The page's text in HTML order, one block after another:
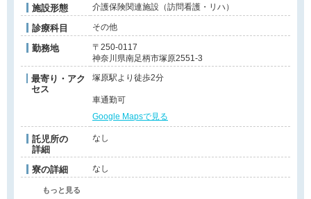
施設形態 介護保険関連施設（訪問看護・リハ）
診療科目 その他
勤務地
〒250-0117
神奈川県南足柄市塚原2551-3
最寄り・アク
セス
塚原駅より徒歩2分
車通勤可
Google Mapsで見る
託児所の
詳細
なし
寮の詳細 なし
もっと見る